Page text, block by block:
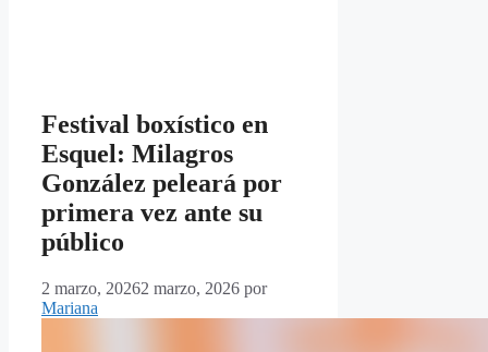
Festival boxístico en
Esquel: Milagros
González peleará por
primera vez ante su
público
2 marzo, 20262 marzo, 2026 por
Mariana